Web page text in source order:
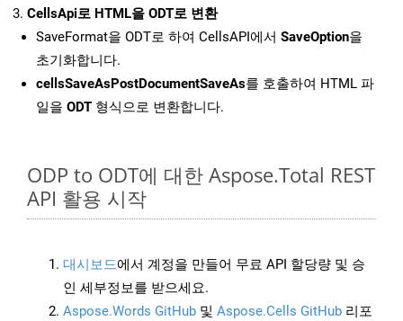
CellsApi로 HTML을 ODT로 변환
SaveFormat을 ODT로 하여 CellsAPI에서 SaveOption을
초기화합니다.
cellsSaveAsPostDocumentSaveAs를 호출하여 HTML 파
일을 ODT 형식으로 변환합니다.
ODP to ODT에 대한 Aspose.Total REST
API 활용 시작
대시보드에서 계정을 만들어 무료 API 할당량 및 승
인 세부정보를 받으세요.
Aspose.Words GitHub 및 Aspose.Cells GitHub 리포